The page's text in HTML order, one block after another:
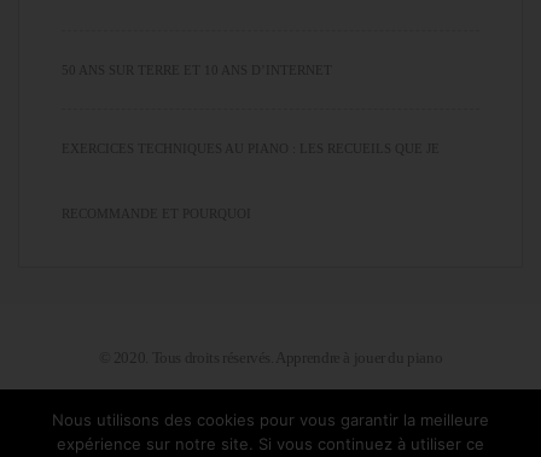
50 ANS SUR TERRE ET 10 ANS D’INTERNET
EXERCICES TECHNIQUES AU PIANO : LES RECUEILS QUE JE
RECOMMANDE ET POURQUOI
© 2020. Tous droits réservés. Apprendre à jouer du piano
Nous utilisons des cookies pour vous garantir la meilleure
expérience sur notre site. Si vous continuez à utiliser ce